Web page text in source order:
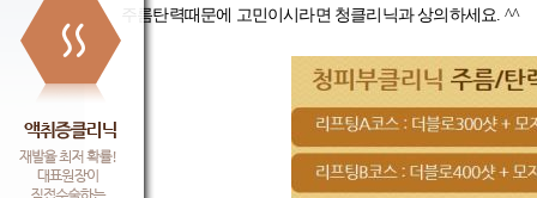
주름탄력때문에 고민이시라면 청클리닉과 상의하세요. ^^